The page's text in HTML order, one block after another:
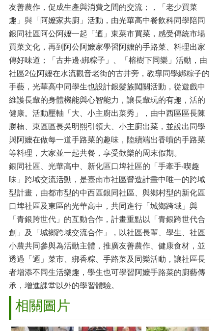
友善農作，促成生產與消費之間的交流；，「老少買菜
趣」與「阿嬤家共廚」活動，由光華高中餐飲科同學陪同
銀同社區阿公阿嬤一起「迺」東菜市買菜，感受傳統市場
買菜文化，再到阿公阿嬤家學習阿嬤的手路菜、料理出家
傳好味道；「古井邊‧綁粽子」、「榕樹下同樂」活動，由
社區2位阿嬤在水流觀音老街的古井旁，教導同學綁粽子的
手藝，光華高中同學生也設計銀髮族闖關活動，從遊戲中
維護長輩的身體機能與心智能力，讓長輩玩的有趣，活的
健康。活動壓軸「大、小主廚出菜秀」，由中西區區長陳
勝楠、東區區長吳明熙引領大、小主廚出菜，並說出同學
與阿嬤在做每一道手路菜的趣味，陸續端出香噴的手路菜
等料理，大家並一起共餐，享受歡樂的周末假期。
銀同社區、光華高中、新化區口埤社區的「手牽手‧喫趣
味」跨域交流活動，是臺南市社區營造計畫中唯一的跨域
型計畫，由都市型的中西區銀同社區、與鄉村型的新化區
口埤社區及東區的光華高中，共同進行「城鄉跨域」與
「青銀跨世代」的互動合作，計畫重點以「青銀跨世代合
創」及「城鄉跨域交流合作」，以社區長輩、學生、社區
小農共同參與為活動主體，推廣友善農作、健康食材，並
透過「迺」菜市、綁香粽、手路菜及同樂活動，讓社區長
者增添不同生活樂趣，學生也可學習阿嬤手路菜的廚藝傳
承，增進課堂以外的學習體驗。
相關圖片